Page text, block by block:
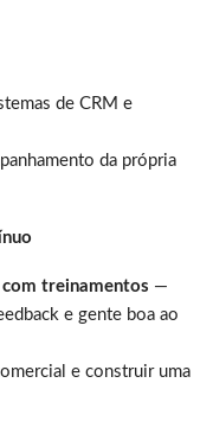
de CRM e
da própria
treinamentos —
e gente boa ao
e construir uma